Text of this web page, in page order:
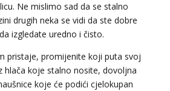
Ne mislimo sad da se stalno
drugih neka se vidi da ste dobre
izgledate uredno i čisto.
pristaje, promijenite koji puta svoj
hlača koje stalno nosite, dovoljna
koje će podići cjelokupan
/ Kod 05
savjetnik je zauzet
anđeoski i ljubavni tarot, visak, yi
mudrosti, rune, izrada runskih